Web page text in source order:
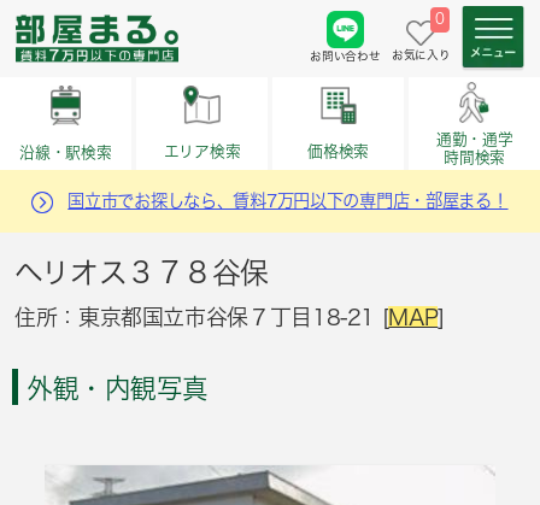
お問い合わせ
0
お気に入り
沿線・駅検索 エリア検索 価格検索
通勤・通学
時間検索
国立市でお探しなら、賃料7万円以下の専門店・部屋まる！
ヘリオス３７８谷保
住所：東京都国立市谷保７丁目18-21 [MAP]
外観・内観写真